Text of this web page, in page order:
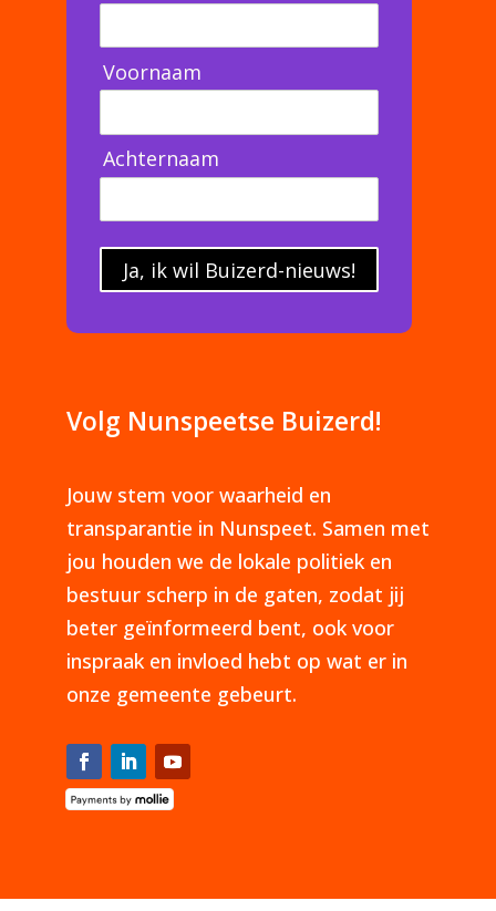
Voornaam
Achternaam
Ja, ik wil Buizerd-nieuws!
Volg Nunspeetse Buizerd!
Jouw stem voor waarheid en
transparantie in Nunspeet. Samen met
jou houden we de lokale politiek en
bestuur scherp in de gaten, zodat jij
beter geïnformeerd bent, ook voor
inspraak en invloed hebt op wat er in
onze gemeente gebeurt.